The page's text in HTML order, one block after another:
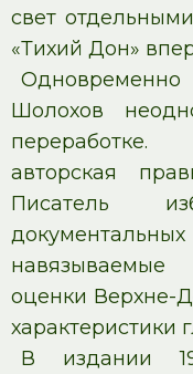
свет
«Тихий Дон»
Шолохов
авторская
Писатель
навязываемые
оценки Верхне-
характеристики
В издании